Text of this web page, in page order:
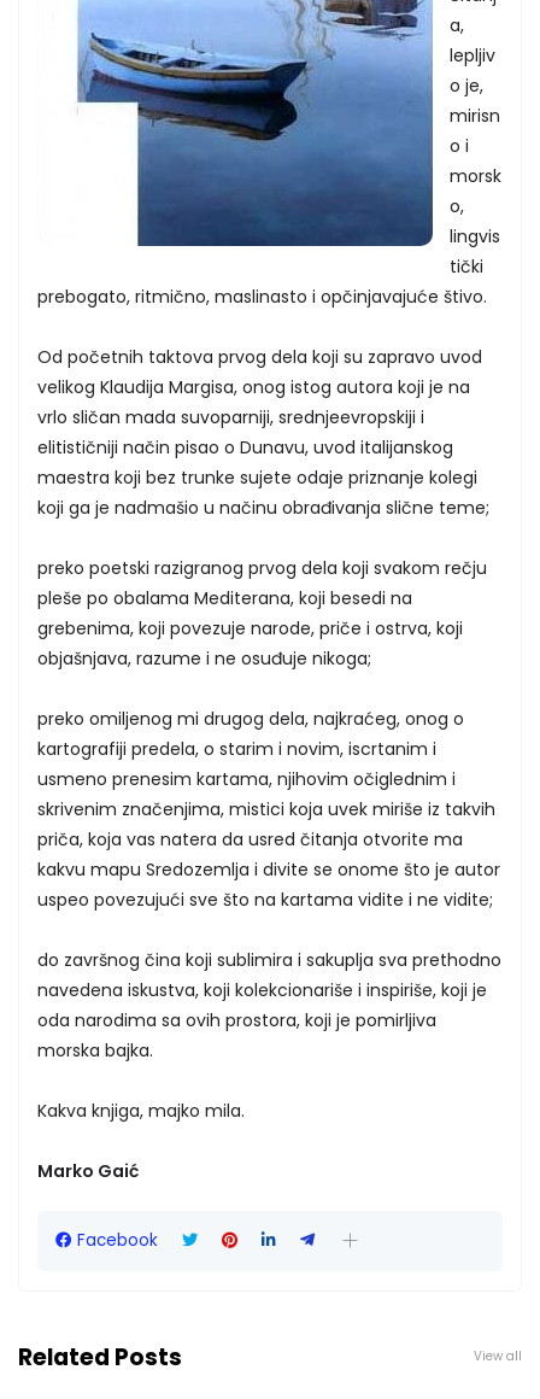
a,
lepljiv
o je,
mirisn
o i
morsk
o,
lingvis
tički
prebogato, ritmično, maslinasto i opčinjavajuće štivo.
Od početnih taktova prvog dela koji su zapravo uvod
velikog Klaudija Margisa, onog istog autora koji je na
vrlo sličan mada suvoparniji, srednjeevropskiji i
elitističniji način pisao o Dunavu, uvod italijanskog
maestra koji bez trunke sujete odaje priznanje kolegi
koji ga je nadmašio u načinu obrađivanja slične teme;
preko poetski razigranog prvog dela koji svakom rečju
pleše po obalama Mediterana, koji besedi na
grebenima, koji povezuje narode, priče i ostrva, koji
objašnjava, razume i ne osuđuje nikoga;
preko omiljenog mi drugog dela, najkraćeg, onog o
kartografiji predela, o starim i novim, iscrtanim i
usmeno prenesim kartama, njihovim očiglednim i
skrivenim značenjima, mistici koja uvek miriše iz takvih
priča, koja vas natera da usred čitanja otvorite ma
kakvu mapu Sredozemlja i divite se onome što je autor
uspeo povezujući sve što na kartama vidite i ne vidite;
do završnog čina koji sublimira i sakuplja sva prethodno
navedena iskustva, koji kolekcionariše i inspiriše, koji je
oda narodima sa ovih prostora, koji je pomirljiva
morska bajka.
Kakva knjiga, majko mila.
Marko Gaić
Facebook
Related Posts View all